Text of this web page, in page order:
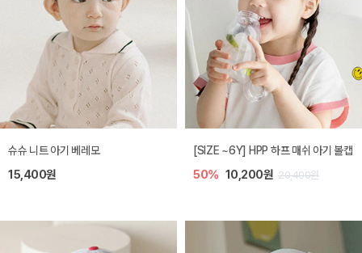
슈슈 니트 아기 베레모
15,400원
[SIZE ~6Y] HPP 하프 매쉬 아기 볼캡
50% 10,200원 20,400원